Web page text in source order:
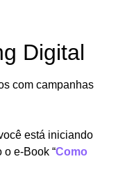
Digital
com campanhas
está iniciando
e-Book “Como